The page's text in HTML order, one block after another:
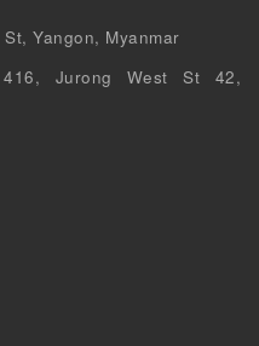
Yangon, Myanmar
Jurong West St 42,